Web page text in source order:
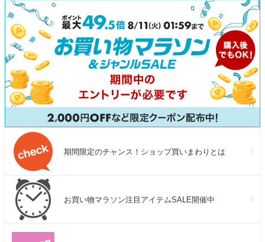
UPS機能 太陽光発電 ジャクリ
期間限定のチャンス！ショップ買いまわりとは
お買い物マラソン注目アイテムSALE開催中